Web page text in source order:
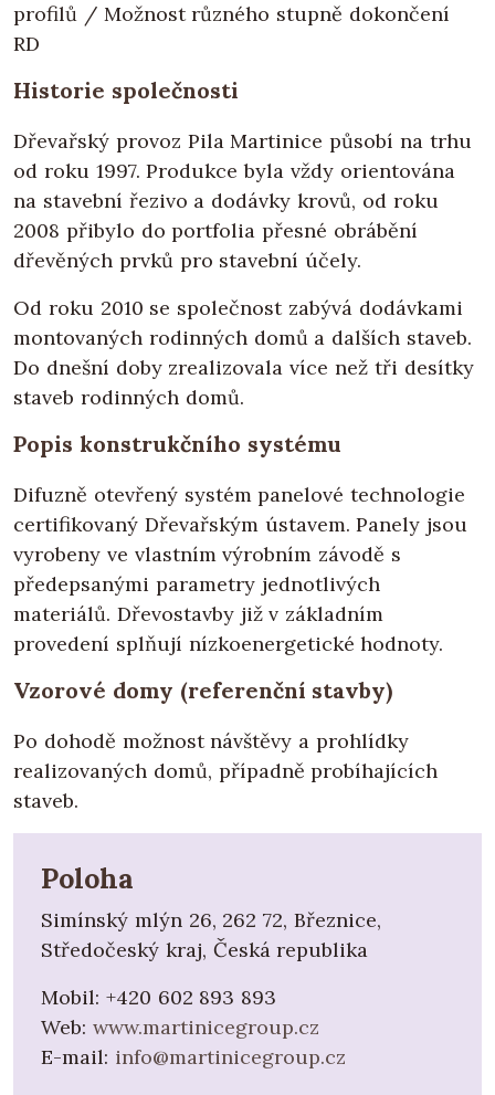
profilů / Možnost různého stupně dokončení
RD
Historie společnosti
Dřevařský provoz Pila Martinice působí na trhu
od roku 1997. Produkce byla vždy orientována
na stavební řezivo a dodávky krovů, od roku
2008 přibylo do portfolia přesné obrábění
dřevěných prvků pro stavební účely.
Od roku 2010 se společnost zabývá dodávkami
montovaných rodinných domů a dalších staveb.
Do dnešní doby zrealizovala více než tři desítky
staveb rodinných domů.
Popis konstrukčního systému
Difuzně otevřený systém panelové technologie
certifikovaný Dřevařským ústavem. Panely jsou
vyrobeny ve vlastním výrobním závodě s
předepsanými parametry jednotlivých
materiálů. Dřevostavby již v základním
provedení splňují nízkoenergetické hodnoty.
Vzorové domy (referenční stavby)
Po dohodě možnost návštěvy a prohlídky
realizovaných domů, případně probíhajících
staveb.
Poloha
Simínský mlýn 26, 262 72, Březnice,
Středočeský kraj, Česká republika
Mobil: +420 602 893 893
Web: www.martinicegroup.cz
E-mail: info@martinicegroup.cz